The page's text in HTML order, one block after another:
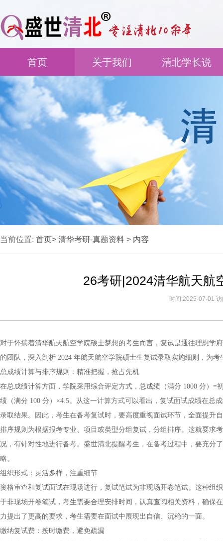
首页 关于我们 清北学长说
当前位置: 首页> 清华考研-真题资料 > 内容
26考研|2024清华航天航
时间:2025-07-01
对于怀揣着清华航天航空学院硕士梦想的考生而言，复试是通往理想学
的团队，深入剖析 2024 年航天航空学院硕士生复试录取实施细则，为
总成绩计算与排序规则：精准把握，抢占先机
在总成绩计算方面，学院采用综合评定方式，总成绩（满分 1000 分）=
绩（满分 100 分）×4.5。从这一计算方式可以看出，复试面试成绩在总
录取结果。因此，考生在备考复试时，要高度重视面试环节，全面提升
排序规则为根据报考专业、项目或类型分组复试，分组排序。这就要求
况，有针对性地进行备考。盛世清北提醒考生，在备考过程中，要充分
略。
组织形式：灵活多样，注重细节
资格审查和复试面试在现场进行，复试笔试为非现场开卷笔试。这种组
于非现场开卷笔试，考生需要合理安排时间，认真查阅相关资料，确保
力提出了更高的要求，考生需要在面试中展现出自信、沉稳的一面。
缴纳复试费：按时缴费，避免疏漏